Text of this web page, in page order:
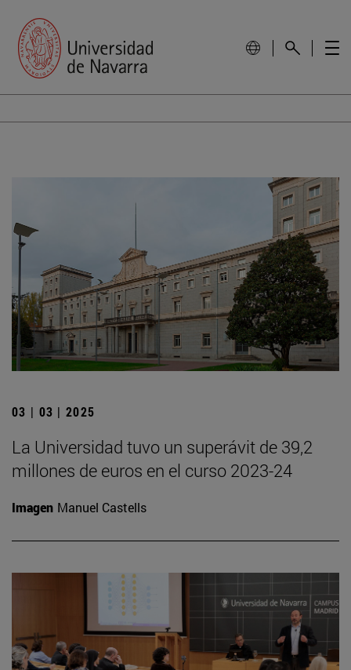
03 | 03 | 2025
La Universidad tuvo un superávit de 39,2
millones de euros en el curso 2023-24
Imagen Manuel Castells